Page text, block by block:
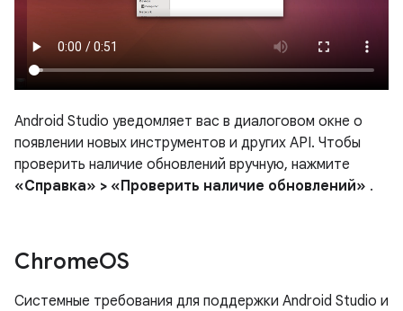
Android Studio уведомляет вас в диалоговом окне о
появлении новых инструментов и других API. Чтобы
проверить наличие обновлений вручную, нажмите
«Справка» > «Проверить наличие обновлений» .
ChromeOS
Системные требования для поддержки Android Studio и